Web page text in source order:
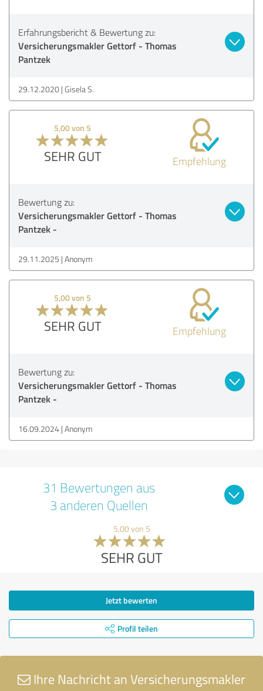
Erfahrungsbericht & Bewertung zu:
Versicherungsmakler Gettorf - Thomas
Pantzek
29.12.2020 Gisela S.
5,00 von 5
SEHR GUT Empfehlung
Bewertung zu:
Versicherungsmakler Gettorf - Thomas
Pantzek -
29.11.2025 Anonym
5,00 von 5
SEHR GUT Empfehlung
Bewertung zu:
Versicherungsmakler Gettorf - Thomas
Pantzek -
16.09.2024 Anonym
31 Bewertungen aus
3 anderen Quellen
5,00 von 5
SEHR GUT
Jetzt bewerten
Profil teilen
Ihre Nachricht an Versicherungsmakler